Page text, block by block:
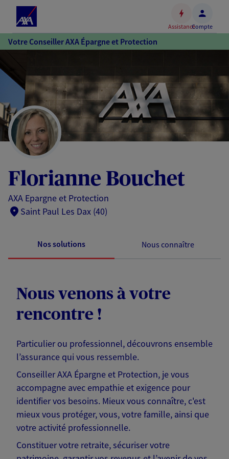
Accéder
au
Accéder
au
pied
de
page
AssistanceCompte
Votre Conseiller AXA Épargne et Protection
Florianne Bouchet
AXA Epargne et Protection
Saint Paul Les Dax (40)
Nos solutions Nous connaître
Nous venons à votre
rencontre !
Particulier ou professionnel, découvrons ensemble
l’assurance qui vous ressemble.
Conseiller AXA Épargne et Protection, je vous
accompagne avec empathie et exigence pour
identifier vos besoins. Mieux vous connaître, c'est
mieux vous protéger, vous, votre famille, ainsi que
votre activité professionnelle.
Constituer votre retraite, sécuriser votre